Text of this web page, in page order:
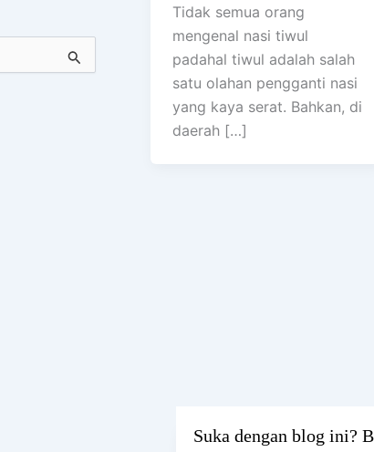
Tidak semua orang
mengenal nasi tiwul
padahal tiwul adalah salah
satu olahan pengganti nasi
yang kaya serat. Bahkan, di
daerah […]
Suka dengan blog ini?
Set Youtube Channel ID